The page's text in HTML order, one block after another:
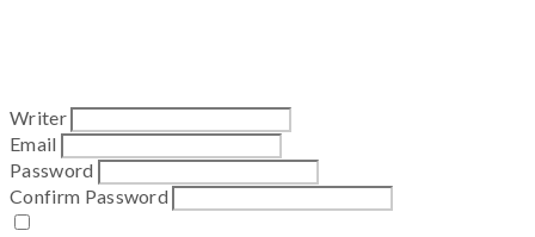
Writer
Email
Password
Confirm Password